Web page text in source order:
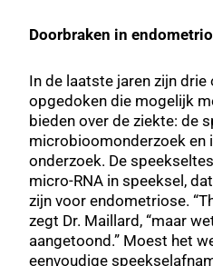
Doorbraken in
In de laatste jaren zijn
opgedoken die mogelijk
bieden over de ziekte: de
microbioomonderzoek en
onderzoek. De
micro-RNA in speeksel,
zijn voor endometriose.
zegt Dr. Maillard, “maar
aangetoond.” Moest het
eenvoudige